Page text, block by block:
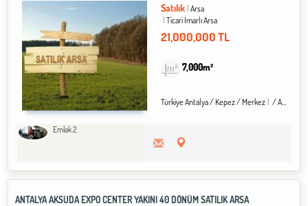
Satılık Arsa
Ticari İmarlı Arsa
21,000,000 TL
7,000m²
Türkiye Antalya / Kepez/ Merkez / Altınova Orta Mah.
Emlak 2
ANTALYA AKSUDA EXPO CENTER YAKINI 40 DÖNÜM SATILIK ARSA